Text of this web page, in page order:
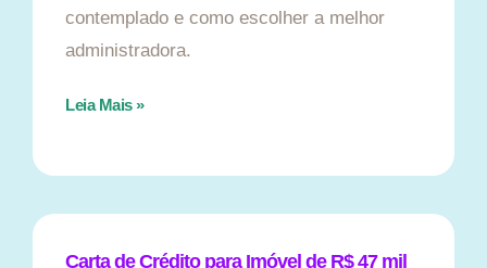
contemplado e como escolher a melhor
administradora.
Leia Mais »
Carta de Crédito para Imóvel de R$ 47 mil